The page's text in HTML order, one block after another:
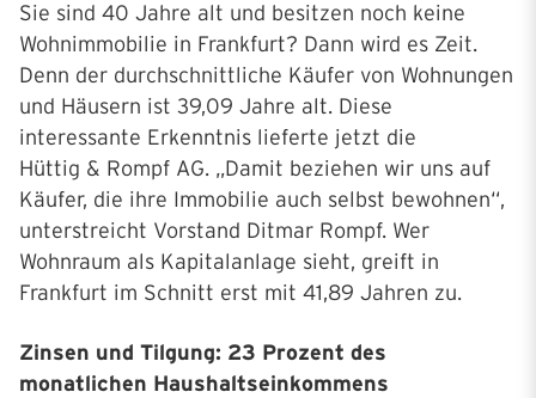
Sie sind 40 Jahre alt und besitzen noch keine
Wohnimmobilie in Frankfurt? Dann wird es Zeit.
Denn der durchschnittliche Käufer von Wohnungen
und Häusern ist 39,09 Jahre alt. Diese
interessante Erkenntnis lieferte jetzt die
Hüttig & Rompf AG. „Damit beziehen wir uns auf
Käufer, die ihre Immobilie auch selbst bewohnen“,
unterstreicht Vorstand Ditmar Rompf. Wer
Wohnraum als Kapitalanlage sieht, greift in
Frankfurt im Schnitt erst mit 41,89 Jahren zu.
Zinsen und Tilgung: 23 Prozent des
monatlichen Haushaltseinkommens